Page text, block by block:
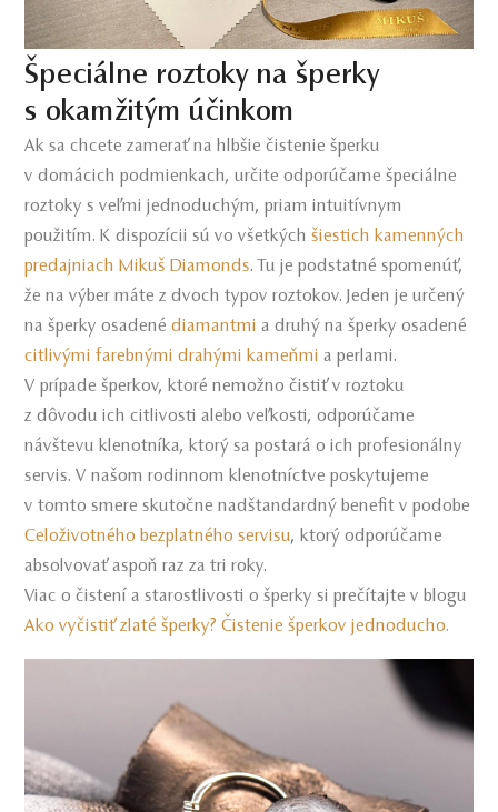
Špeciálne roztoky na šperky
s okamžitým účinkom
Ak sa chcete zamerať na hlbšie čistenie šperku
v domácich podmienkach, určite odporúčame špeciálne
roztoky s veľmi jednoduchým, priam intuitívnym
použitím. K dispozícii sú vo všetkýchšiestich kamenných
predajniach Mikuš Diamonds. Tu je podstatné spomenúť,
že na výber máte z dvoch typov roztokov. Jeden je určený
na šperky osadenédiamantmi a druhý na šperky osadené
citlivými farebnými drahými kameňmi a perlami.
V prípade šperkov, ktoré nemožno čistiť v roztoku
z dôvodu ich citlivosti alebo veľkosti, odporúčame
návštevu klenotníka, ktorý sa postará o ich profesionálny
servis. V našom rodinnom klenotníctve poskytujeme
v tomto smere skutočne nadštandardný benefit v podobe
Celoživotného bezplatného servisu, ktorý odporúčame
absolvovať aspoň raz za tri roky.
Viac o čistení a starostlivosti o šperky si prečítajte v blogu
Ako vyčistiť zlaté šperky? Čistenie šperkov jednoducho.